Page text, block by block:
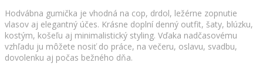
Hodvábna gumička je vhodná na cop, drdol, ležérne zopnutie
vlasov aj elegantný účes. Krásne doplní denný outfit, šaty, blúzku,
kostým, košeľu aj minimalistický styling. Vďaka nadčasovému
vzhľadu ju môžete nosiť do práce, na večeru, oslavu, svadbu,
dovolenku aj počas bežného dňa.